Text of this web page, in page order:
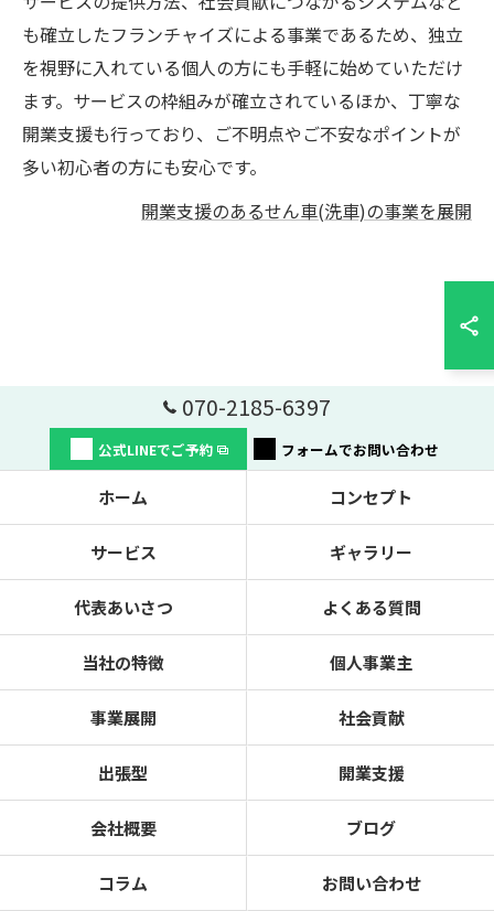
も確立したフランチャイズによる事業であるため、独立
を視野に入れている個人の方にも手軽に始めていただけ
ます。サービスの枠組みが確立されているほか、丁寧な
開業支援も行っており、ご不明点やご不安なポイントが
多い初心者の方にも安心です。
開業支援のあるせん車(洗車)の事業を展開
070-2185-6397
公式LINEでご予約 フォームでお問い合わせ
ホーム コンセプト
サービス ギャラリー
代表あいさつ よくある質問
当社の特徴 個人事業主
事業展開 社会貢献
出張型 開業支援
会社概要 ブログ
コラム お問い合わせ